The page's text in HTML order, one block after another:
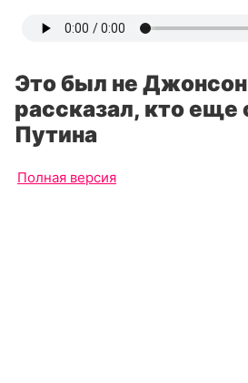
Это был не
рассказал, кто еще
Путина
Полная версия